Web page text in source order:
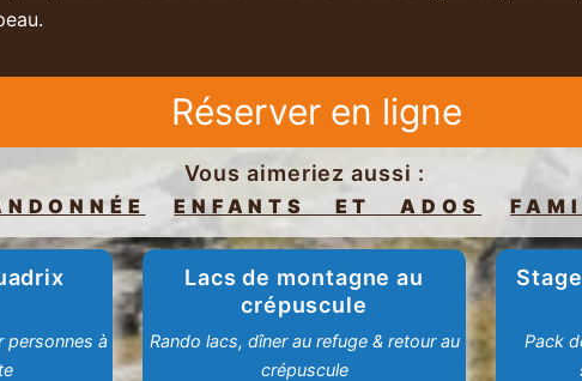
Réserver en ligne
Vous aimeriez aussi :
ENFANTS ET ADOS
personnes à
Lacs de montagne au
crépuscule
Rando lacs, dîner au refuge & retour au
crépuscule
Pack